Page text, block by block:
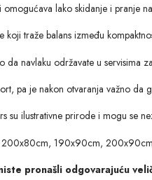
lako skidanje i pranje
koji traže balans između
navlaku održavate u servisima
pa je nakon otvaranja važno
su ilustrativne prirode i mogu se
190x90cm,
pronašli odgovarajuću